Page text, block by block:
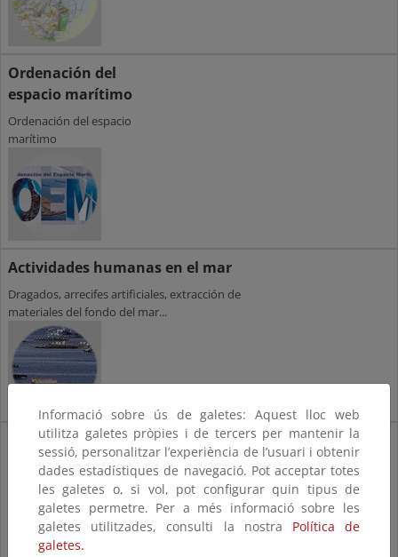
Ordenación del
espacio marítimo
Ordenación del espacio
marítimo
Actividades humanas en el mar
Dragados, arrecifes artificiales, extracción de
materiales del fondo del mar...
Protección internacional del mar
Convenios internacionales dedicados a la
protección del medio marino
Informació sobre ús de galetes: Aquest lloc web
utilitza galetes pròpies i de tercers per mantenir la
sessió, personalitzar l’experiència de l’usuari i obtenir
dades estadístiques de navegació. Pot acceptar totes
les galetes o, si vol, pot configurar quin tipus de
galetes permetre. Per a més informació sobre les
galetes utilitzades, consulti la nostra Política de
galetes.